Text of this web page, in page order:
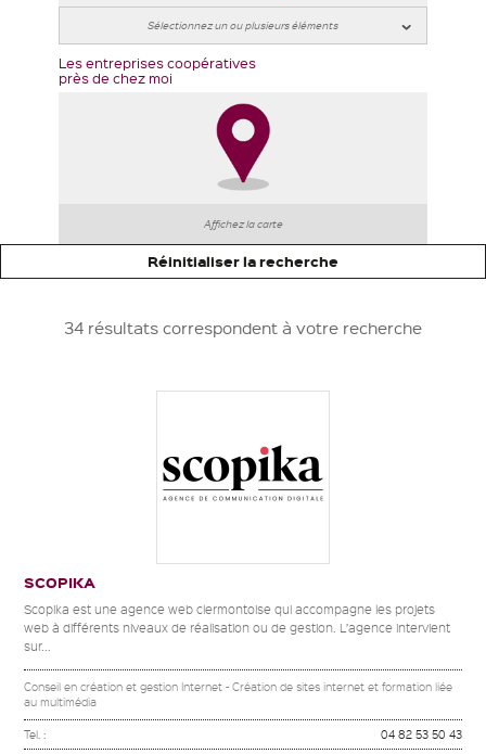
Les entreprises coopératives
près de chez moi
Affichez la carte
Réinitialiser la recherche
34 résultats correspondent à votre recherche
SCOPIKA
Scopika est une agence web clermontoise qui accompagne les projets
web à différents niveaux de réalisation ou de gestion. L’agence intervient
sur...
Conseil en création et gestion Internet - Création de sites internet et formation liée
au multimédia
Tel. : 04 82 53 50 43